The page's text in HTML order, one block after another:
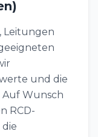
Leitungen
und die
Wunsch
RCD-